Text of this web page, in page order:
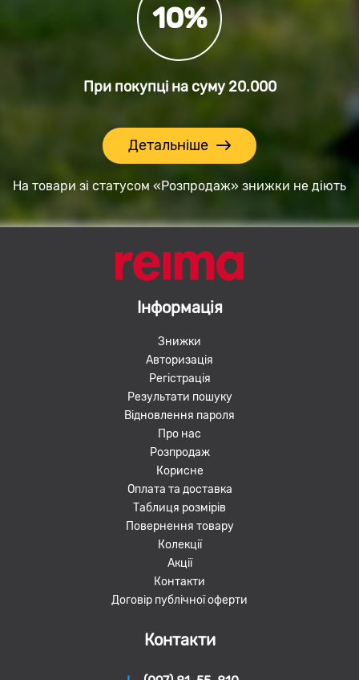
10%
При покупці на суму20.000
Детальніше
На товари зі статусом «Розпродаж» знижки не діють
Інформація
Знижки
Авторизація
Регістрація
Результати пошуку
Відновлення пароля
Про нас
Розпродаж
Корисне
Оплата та доставка
Таблиця розмірів
Повернення товару
Колекції
Акції
Контакти
Договір публічної оферти
Контакти